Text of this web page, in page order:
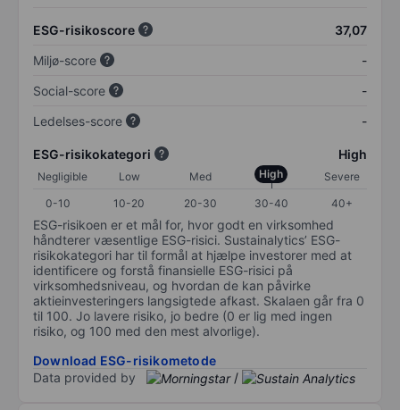
ESG-risikoscore
37,07
Miljø-score
-
Social-score
-
Ledelses-score
-
ESG-risikokategori High
Negligible Low Med High
Severe
0-10
10-20 20-30 30-40 40+
ESG-risikoen er et mål for, hvor godt en virksomhed
håndterer væsentlige ESG-risici. Sustainalytics’ ESG-
risikokategori har til formål at hjælpe investorer med at
identificere og forstå finansielle ESG-risici på
virksomhedsniveau, og hvordan de kan påvirke
aktieinvesteringers langsigtede afkast. Skalaen går fra 0
til 100. Jo lavere risiko, jo bedre (0 er lig med ingen
risiko, og 100 med den mest alvorlige).
Download ESG-risikometode
Data provided by
/